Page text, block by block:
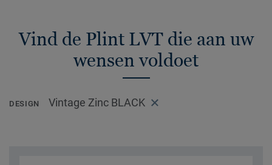
Vind de Plint LVT die aan uw
wensen voldoet
DESIGN Vintage Zinc BLACK